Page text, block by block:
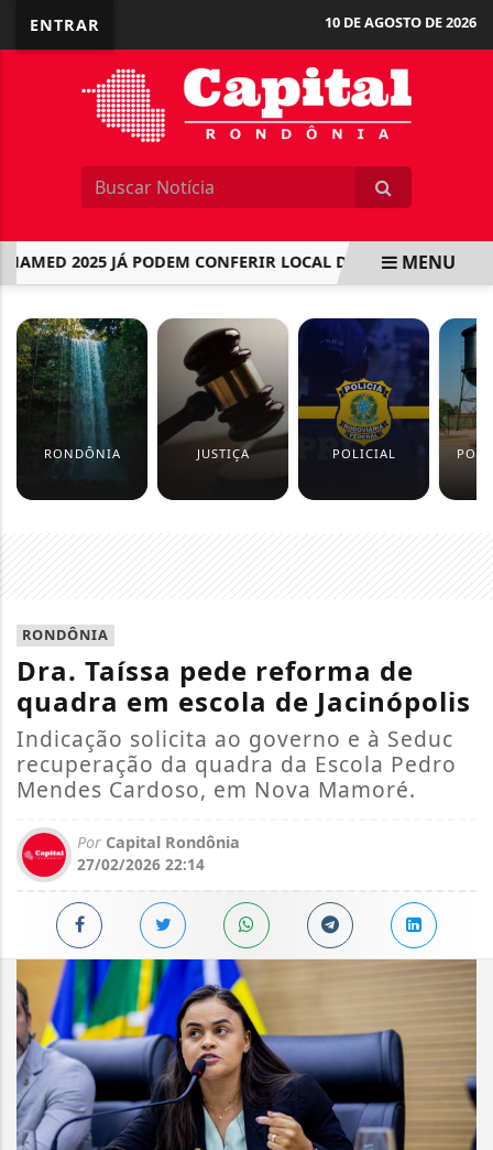
ENTRAR 10 DE AGOSTO DE 2026
2025 JÁ PODEM CONFERIR LOCAL DE PROVAMENU
RONDÔNIA JUSTIÇA POLICIAL
RONDÔNIA
Dra. Taíssa pede reforma de
quadra em escola de Jacinópolis
Indicação solicita ao governo e à Seduc
recuperação da quadra da Escola Pedro
Mendes Cardoso, em Nova Mamoré.
Por Capital Rondônia
27/02/2026 22:14